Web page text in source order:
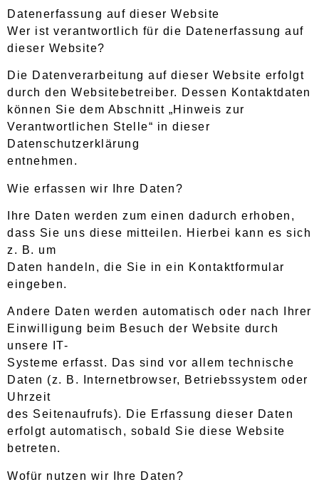
Datenerfassung auf dieser Website
Wer ist verantwortlich für die Datenerfassung auf
dieser Website?
Die Datenverarbeitung auf dieser Website erfolgt
durch den Websitebetreiber. Dessen Kontaktdaten
können Sie dem Abschnitt „Hinweis zur
Verantwortlichen Stelle“ in dieser
Datenschutzerklärung
entnehmen.
Wie erfassen wir Ihre Daten?
Ihre Daten werden zum einen dadurch erhoben,
dass Sie uns diese mitteilen. Hierbei kann es sich
z. B. um
Daten handeln, die Sie in ein Kontaktformular
eingeben.
Andere Daten werden automatisch oder nach Ihrer
Einwilligung beim Besuch der Website durch
unsere IT-
Systeme erfasst. Das sind vor allem technische
Daten (z. B. Internetbrowser, Betriebssystem oder
Uhrzeit
des Seitenaufrufs). Die Erfassung dieser Daten
erfolgt automatisch, sobald Sie diese Website
betreten.
Wofür nutzen wir Ihre Daten?